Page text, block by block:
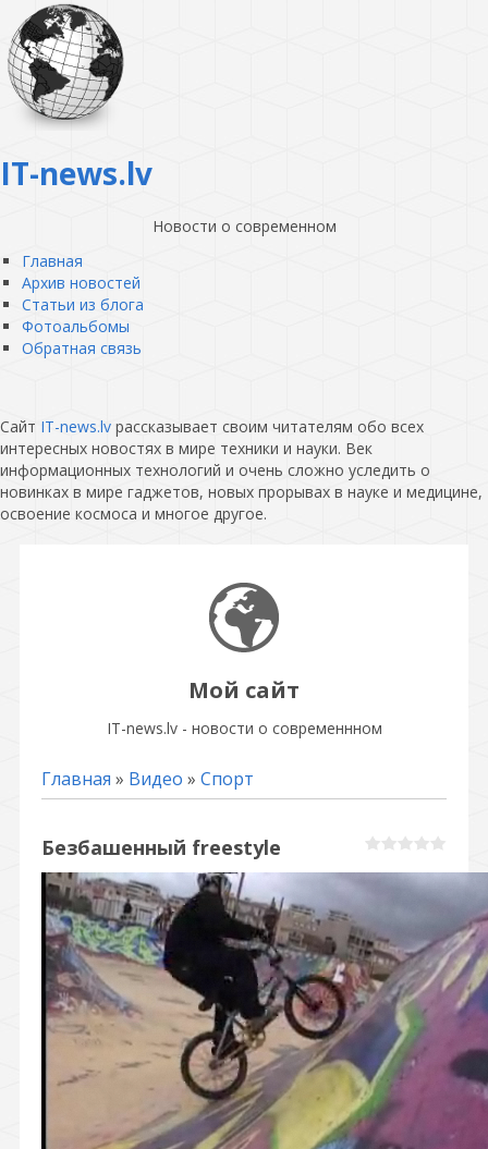
IT-news.lv
Новости о современном
Главная
Архив новостей
Статьи из блога
Фотоальбомы
Обратная связь
Сайт IT-news.lv рассказывает своим читателям обо всех
интересных новостях в мире техники и науки. Век
информационных технологий и очень сложно уследить о
новинках в мире гаджетов, новых прорывах в науке и медицине,
освоение космоса и многое другое.
Мой сайт
IT-news.lv - новости о современнном
Главная » Видео » Спорт
Безбашенный freestyle